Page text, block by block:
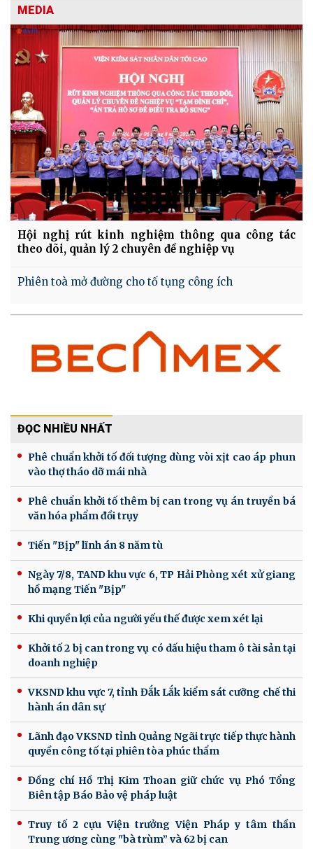
MEDIA
Hội nghị rút kinh nghiệm thông qua công tác
theo dõi, quản lý 2 chuyên đề nghiệp vụ
Phiên toà mở đường cho tố tụng công ích
ĐỌC NHIỀU NHẤT
Phê chuẩn khởi tố đối tượng dùng vòi xịt cao áp phun
vào thợ tháo dỡ mái nhà
Phê chuẩn khởi tố thêm bị can trong vụ án truyền bá
văn hóa phẩm đồi trụy
Tiến "Bịp" lĩnh án 8 năm tù
Ngày 7/8, TAND khu vực 6, TP Hải Phòng xét xử giang
hồ mạng Tiến "Bịp"
Khi quyền lợi của người yếu thế được xem xét lại
Khởi tố 2 bị can trong vụ có dấu hiệu tham ô tài sản tại
doanh nghiệp
VKSND khu vực 7, tỉnh Đắk Lắk kiểm sát cưỡng chế thi
hành án dân sự
Lãnh đạo VKSND tỉnh Quảng Ngãi trực tiếp thực hành
quyền công tố tại phiên tòa phúc thẩm
Đồng chí Hồ Thị Kim Thoan giữ chức vụ Phó Tổng
Biên tập Báo Bảo vệ pháp luật
Truy tố 2 cựu Viện trưởng Viện Pháp y tâm thần
Trung ương cùng "bà trùm” và 62 bị can